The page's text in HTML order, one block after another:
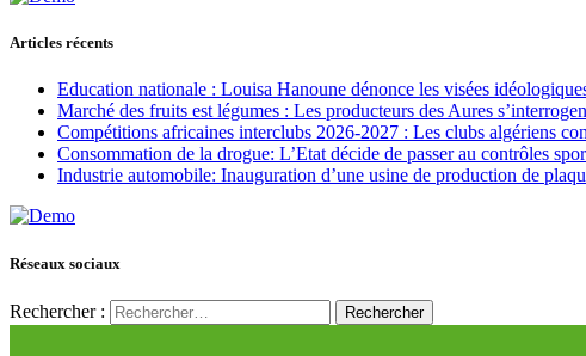
Articles récents
Education nationale : Louisa Hanoune dénonce les visées
Marché des fruits est légumes : Les producteurs des Aures
Compétitions africaines interclubs 2026-2027 : Les clubs algériens
Consommation de la drogue: L’Etat décide de passer au contrôles
Industrie automobile: Inauguration d’une usine de production de
Réseaux sociaux
Rechercher :